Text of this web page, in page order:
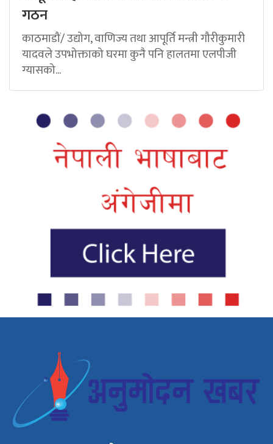
गठन
काठमाडौं/ उद्योग, वाणिज्य तथा आपूर्ति मन्त्री गौरीकुमारी
यादवले उपभोक्ताको घरमा कुनै पनि हालतमा एलपीजी
ग्यासको...